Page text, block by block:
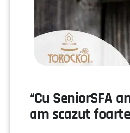
“Cu SeniorSFA
am scazut